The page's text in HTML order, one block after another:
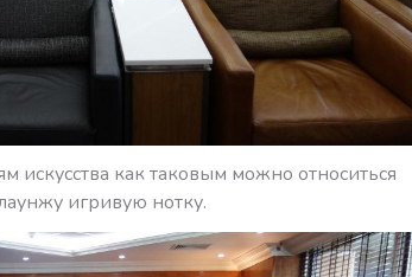
искусства как таковым можно относиться
игривую нотку.